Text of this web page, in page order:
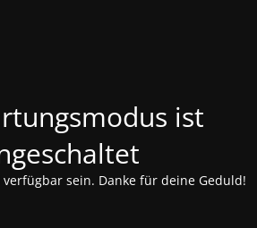
ist
sein. Danke für deine Geduld!